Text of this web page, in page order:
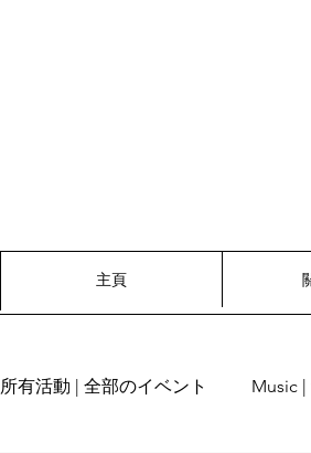
主頁
所有活動 | 全部のイベント Music |